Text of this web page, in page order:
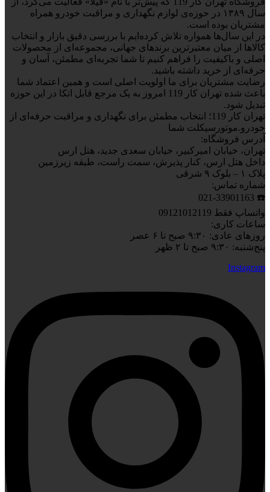
سال ۱۳۸۹ در حوزه‌ی لوازم نگهداری و مراقبت خودرو همراه
مشتریان بوده است.
در این سال‌ها همواره تلاش کرده‌ایم با بررسی دقیق بازار و انتخاب
کالاها از میان معتبرترین برندهای جهانی، مجموعه‌ای از محصولات
اصلی و باکیفیت را فراهم کنیم تا شما تجربه‌ای مطمئن، آسان و
حرفه‌ای از خرید داشته باشید.
رضایت مشتریان برای ما اولویت اصلی است و همین اعتماد شما
باعث شده تهران کار 119 امروز به یک مرجع قابل اتکا در این حوزه
تبدیل شود.
تهران کار 119؛ انتخاب مطمئن برای نگهداری و مراقبت حرفه‌ای از
خودرو.موتورسیکلت شما
آدرس فروشگاه:
تهران، خیابان امیرکبیر، خیابان سعدی جدید، هتل ارس
داخل هتل ارس، کنار پذیرش، سمت راست، طبقه زیرزمین
پلاک ۱ – بلوک ۹ شرقی
شماره تماس:
☎️ 021-33901163
واتساپ فقط 09121012119
ساعات کاری:
روزهای عادی: ۹:۳۰ صبح تا ۶ عصر
پنج‌شنبه: ۹:۳۰ صبح تا ۲ ظهر
Instagram